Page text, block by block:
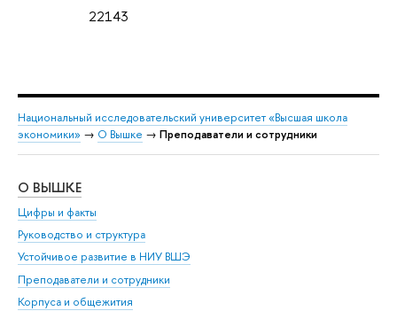
22143
Национальный исследовательский университет «Высшая школа
экономики» → О Вышке → Преподаватели и сотрудники
О ВЫШКЕ
Цифры и факты
Руководство и структура
Устойчивое развитие в НИУ ВШЭ
Преподаватели и сотрудники
Корпуса и общежития